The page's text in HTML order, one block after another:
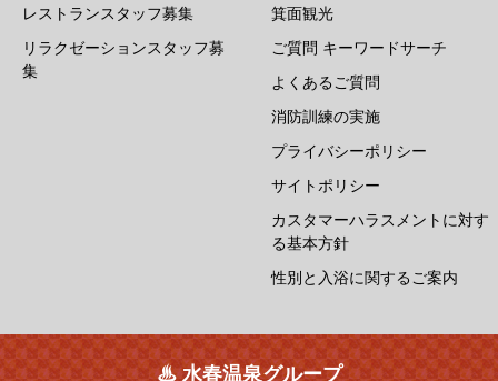
レストランスタッフ募集
リラクゼーションスタッフ募
集
箕面観光
ご質問 キーワードサーチ
よくあるご質問
消防訓練の実施
プライバシーポリシー
サイトポリシー
カスタマーハラスメントに対す
る基本方針
性別と入浴に関するご案内
♨ 水春温泉グループ